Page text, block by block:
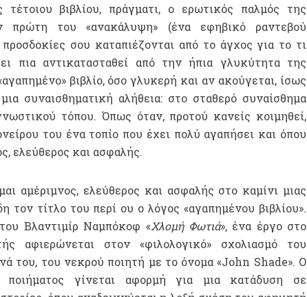
βιβλίου, πράγματι, ο ερωτικός παλμός της
πρώτη του «ανακάλυψη» (ένα εφηβικό ραντεβού
σου καταπιέζονται από το άγχος για το τι
πια αντικατασταθεί από την ήπια γλυκύτητα της
βιβλίο, όσο γλυκερή και αν ακούγεται, ίσως
συναισθηματική αλήθεια: στο σταθερό συναίσθημα
τόπου. Όπως όταν, προτού κανείς κοιμηθεί,
του ένα τοπίο που έχει πολύ αγαπήσει και όπου
ελεύθερος και ασφαλής.
αμέριμνος, ελεύθερος και ασφαλής στο καμίνι μιας
τον τίτλο του περί ου ο λόγος «αγαπημένου βιβλίου».
Βλαντιμίρ Ναμπόκοφ «Χλομή Φωτιά», ένα έργο στο
αφιερώνεται στον «φιλολογικό» σχολιασμό του
του, του νεκρού ποιητή με το όνομα «John Shade». Ο
γίνεται αφορμή για μια κατάδυση σε